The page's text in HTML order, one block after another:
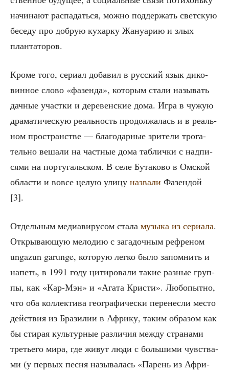
начи­на­ют рас­па­дать­ся, мож­но под­дер­жать свет­скую
бесе­ду про доб­рую кухар­ку Жану­а­рию и злых
плантаторов.
Кро­ме того, сери­ал доба­вил в рус­ский язык дико­
вин­ное сло­во «фазен­да», кото­рым ста­ли назы­вать
дач­ные участ­ки и дере­вен­ские дома. Игра в чужую
дра­ма­ти­че­скую реаль­ность про­дол­жа­лась и в реаль­
ном про­стран­стве — бла­го­дар­ные зри­те­ли тро­га­
тель­но веша­ли на част­ные дома таб­лич­ки с над­пи­
ся­ми на пор­ту­галь­ском. В селе Бута­ко­во в Омской
обла­сти и вовсе целую ули­цу назва­ли Фазен­дой
[3].
Отдель­ным медиа­ви­ру­сом ста­ла музы­ка из сери­а­ла.
Откры­ва­ю­щую мело­дию с зага­доч­ным рефре­ном
ungazun garunge, кото­рую лег­ко было запом­нить и
напеть, в 1991 году цити­ро­ва­ли такие раз­ные груп­
пы, как «Кар-Мэн» и «Ага­та Кри­сти». Любо­пыт­но,
что оба кол­лек­ти­ва гео­гра­фи­че­ски пере­нес­ли место
дей­ствия из Бра­зи­лии в Афри­ку, таким обра­зом как
бы сти­рая куль­тур­ные раз­ли­чия меж­ду стра­на­ми
тре­тье­го мира, где живут люди с боль­ши­ми чув­ства­
ми (у пер­вых пес­ня назы­ва­лась «Парень из Афри­